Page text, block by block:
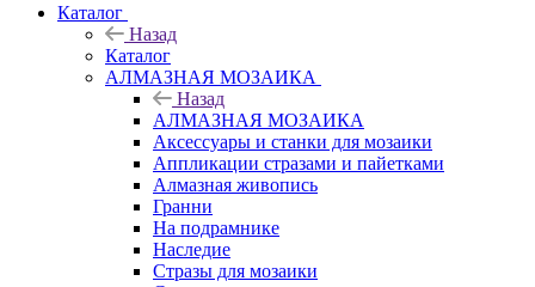
Каталог
Назад
Каталог
АЛМАЗНАЯ МОЗАИКА
Назад
АЛМАЗНАЯ МОЗАИКА
Аксессуары и станки для мозаики
Аппликации стразами и пайетками
Алмазная живопись
Гранни
На подрамнике
Наследие
Стразы для мозаики